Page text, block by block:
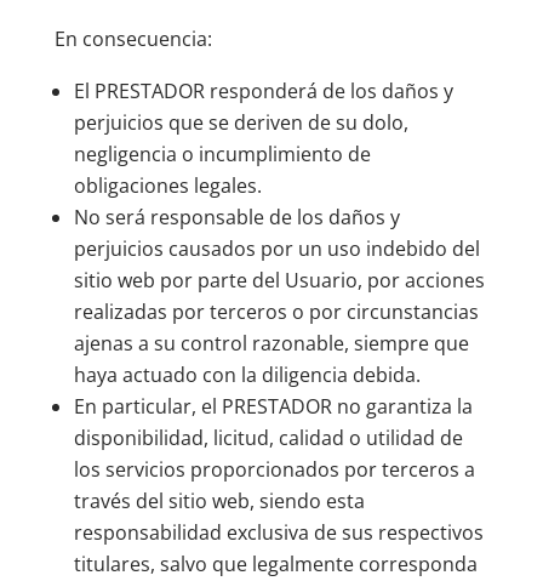
En consecuencia:
El PRESTADOR responderá de los daños y
perjuicios que se deriven de su dolo,
negligencia o incumplimiento de
obligaciones legales.
No será responsable de los daños y
perjuicios causados por un uso indebido del
sitio web por parte del Usuario, por acciones
realizadas por terceros o por circunstancias
ajenas a su control razonable, siempre que
haya actuado con la diligencia debida.
En particular, el PRESTADOR no garantiza la
disponibilidad, licitud, calidad o utilidad de
los servicios proporcionados por terceros a
través del sitio web, siendo esta
responsabilidad exclusiva de sus respectivos
titulares, salvo que legalmente corresponda